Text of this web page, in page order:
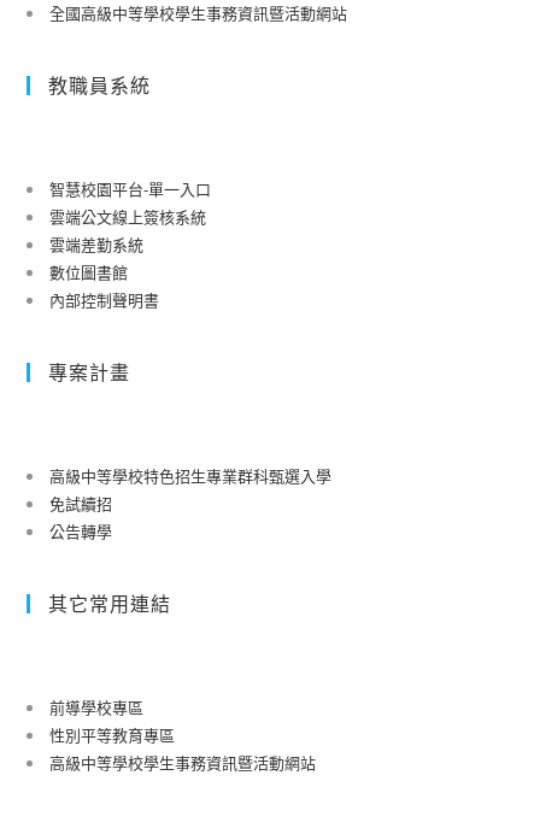
全國高級中等學校學生事務資訊暨活動網站
教職員系統
智慧校園平台-單一入口
雲端公文線上簽核系統
雲端差勤系統
數位圖書館
內部控制聲明書
專案計畫
高級中等學校特色招生專業群科甄選入學
免試續招
公告轉學
其它常用連結
前導學校專區
性別平等教育專區
高級中等學校學生事務資訊暨活動網站